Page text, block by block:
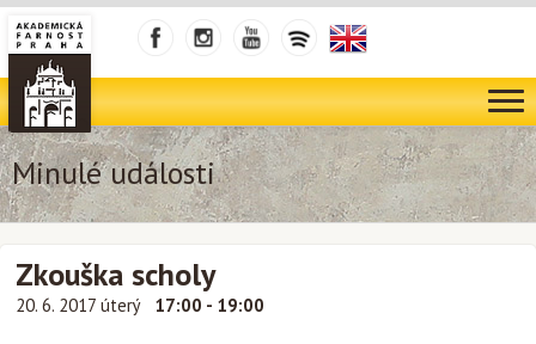
Minulé události
Zkouška scholy
20. 6. 2017 úterý 17:00 - 19:00